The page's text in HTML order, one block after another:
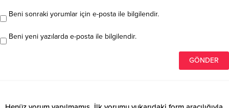
Beni sonraki yorumlar için e-posta ile bilgilendir.
Beni yeni yazılarda e-posta ile bilgilendir.